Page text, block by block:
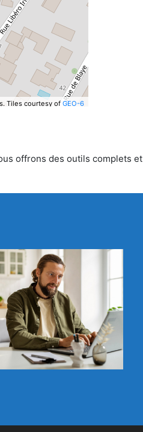
Tiles courtesy of GEO-6
offrons des outils complets